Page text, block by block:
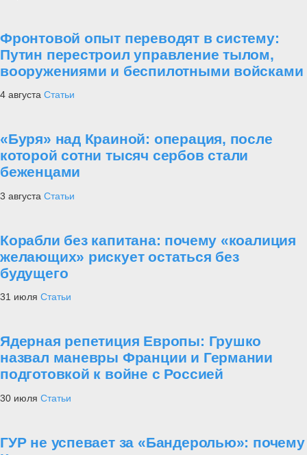
Фронтовой опыт переводят в систему:
Путин перестроил управление тылом,
вооружениями и беспилотными войсками
4 августа Статьи
«Буря» над Краиной: операция, после
которой сотни тысяч сербов стали
беженцами
3 августа Статьи
Корабли без капитана: почему «коалиция
желающих» рискует остаться без
будущего
31 июля Статьи
Ядерная репетиция Европы: Грушко
назвал маневры Франции и Германии
подготовкой к войне с Россией
30 июля Статьи
ГУР не успевает за «Бандеролью»: почему